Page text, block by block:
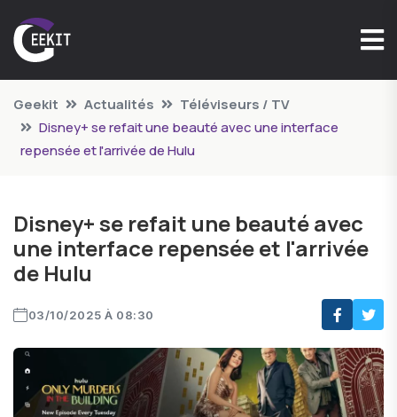
Geekit Actualités
Téléviseurs / TV
Disney+ se refait une beauté avec une interface
repensée et l'arrivée de Hulu
Disney+ se refait une beauté avec
une interface repensée et l'arrivée
de Hulu
03/10/2025 À 08:30